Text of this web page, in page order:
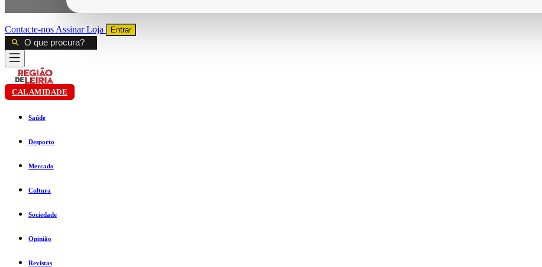
Contacte-nos AssinarLoja Entrar
CALAMIDADE
Saúde
Desporto
Mercado
Cultura
Sociedade
Opinião
Revistas